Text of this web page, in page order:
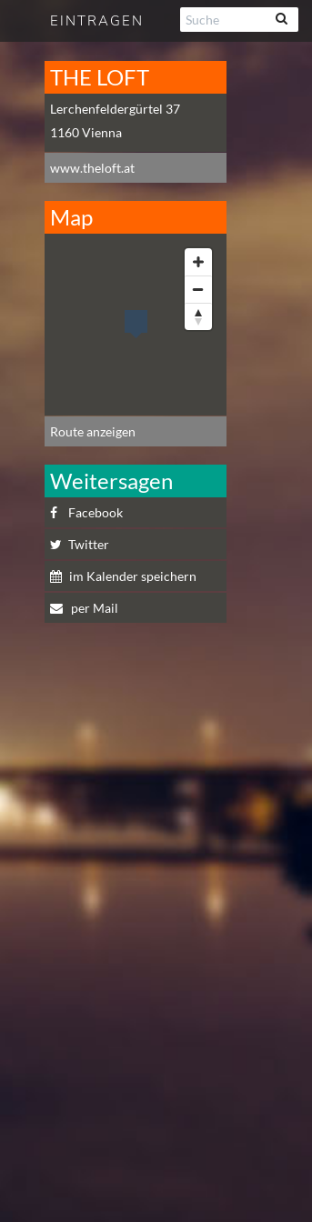
EINTRAGEN
THE LOFT
Lerchenfeldergürtel 37
1160Vienna
www.theloft.at
Map
Route anzeigen
Weitersagen
Facebook
Twitter
im Kalender speichern
per Mail